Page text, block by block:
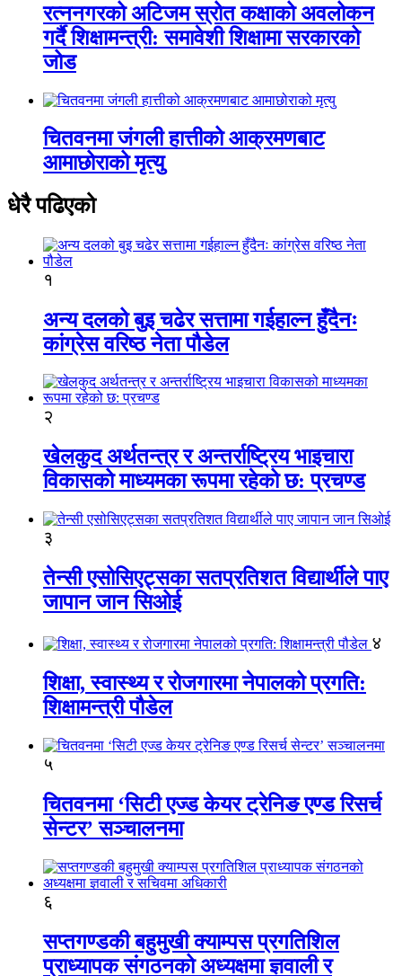
रत्ननगरको अटिजम स्रोत कक्षाको अवलोकन
गर्दै शिक्षामन्त्री: समावेशी शिक्षामा सरकारको
जोड
चितवनमा जंगली हात्तीको आक्रमणबाट
आमाछोराको मृत्यु
धेरै पढिएको
१
अन्य दलको बुइ चढेर सत्तामा गईहाल्न हुँदैनः
कांग्रेस वरिष्ठ नेता पौडेल
२
खेलकुद अर्थतन्त्र र अन्तर्राष्ट्रिय भाइचारा
विकासको माध्यमका रूपमा रहेको छ: प्रचण्ड
३
तेन्सी एसोसिएट्सका सतप्रतिशत विद्यार्थीले पाए
जापान जान सिओई
४
शिक्षा, स्वास्थ्य र रोजगारमा नेपालको प्रगति:
शिक्षामन्त्री पौडेल
५
चितवनमा ‘सिटी एज्ड केयर ट्रेनिङ एण्ड रिसर्च
सेन्टर’ सञ्चालनमा
६
सप्तगण्डकी बहुमुखी क्याम्पस प्रगतिशिल
प्राध्यापक संगठनको अध्यक्षमा ज्ञवाली र